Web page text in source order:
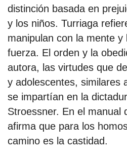
distinción basada en
y los niños. Turriaga
manipulan con la mente y
fuerza. El orden y la
autora, las virtudes que
y adolescentes, similares
se impartían en la
Stroessner. En el manual
afirma que para los
camino es la castidad.